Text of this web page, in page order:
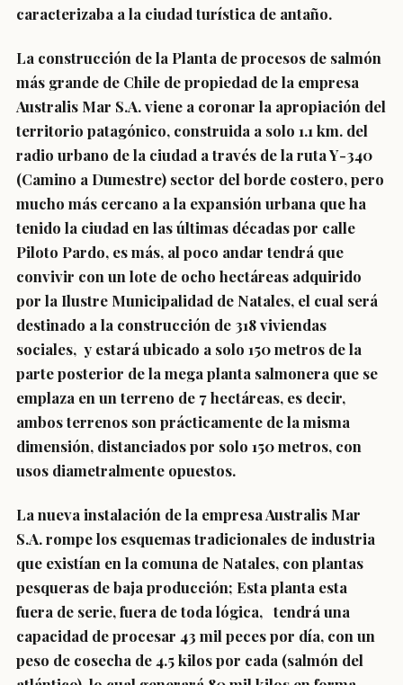
caracterizaba a la ciudad turística de antaño.
La construcción de la Planta de procesos de salmón
más grande de Chile de propiedad de la empresa
Australis Mar S.A. viene a coronar la apropiación del
territorio patagónico, construida a solo 1.1 km. del
radio urbano de la ciudad a través de la ruta Y-340
(Camino a Dumestre) sector del borde costero, pero
mucho más cercano a la expansión urbana que ha
tenido la ciudad en las últimas décadas por calle
Piloto Pardo, es más, al poco andar tendrá que
convivir con un lote de ocho hectáreas adquirido
por la Ilustre Municipalidad de Natales, el cual será
destinado a la construcción de 318 viviendas
sociales, y estará ubicado a solo 150 metros de la
parte posterior de la mega planta salmonera que se
emplaza en un terreno de 7 hectáreas, es decir,
ambos terrenos son prácticamente de la misma
dimensión, distanciados por solo 150 metros, con
usos diametralmente opuestos.
La nueva instalación de la empresa Australis Mar
S.A. rompe los esquemas tradicionales de industria
que existían en la comuna de Natales, con plantas
pesqueras de baja producción; Esta planta esta
fuera de serie, fuera de toda lógica, tendrá una
capacidad de procesar 43 mil peces por día, con un
peso de cosecha de 4.5 kilos por cada (salmón del